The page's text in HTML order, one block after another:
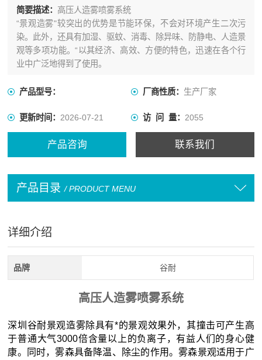
简要描述： 高压人造雾喷雾系统
“景观造雾"较突出的优势是节能环保，不会对环境产生二次污
染。此外，还具有加湿、驱蚊、消毒、除异味、防静电、人造景
观等多项功能。“以其经济、高效、方便的特色，迅速在各个行
业中广泛地得到了使用。
产品型号： 厂商性质： 生产厂家
更新时间：2026-07-21 访 问 量： 2055
产品咨询 联系我们
产品目录 / PRODUCT MENU
详细介绍
品牌 谷耐
高压人造雾喷雾系统
深圳谷耐景观造雾除具有*的景观效果外，其撞击可产生高
于普通大气3000倍含量以上的负离子，有益人们的身心健
康。同时，雾森具备降温、除尘的作用。雾森景观适用于广